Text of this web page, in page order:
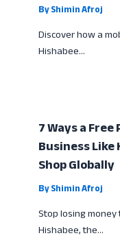
ByShimin Afroj
Discover how a
Hishabee…
7 Ways a
Business Like
Shop Globally
ByShimin Afroj
Stop losing
Hishabee, the…